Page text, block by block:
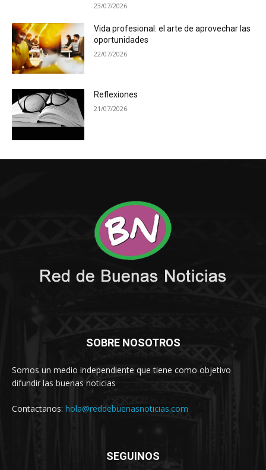
23/07/2026
Vida profesional: el arte de aprovechar las
oportunidades
22/07/2026
Reflexiones
21/07/2026
SOBRE NOSOTROS
Somos un medio independiente que tiene como objetivo
difundir las buenas noticias
Contactanos: hola@reddebuenasnoticias.com
SEGUINOS